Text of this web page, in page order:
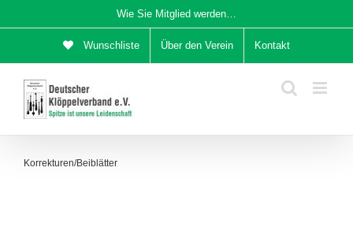
Inhalt
Wie Sie Mitglied werden…
Wunschliste Über den Verein Kontakt
Korrekturen/Beiblätter